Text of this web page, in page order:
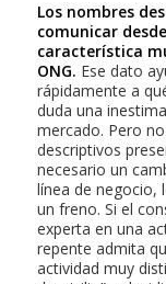
Los nombres
comunicar
característica
ONG. Ese dato
rápidamente a
duda una
mercado. Pero
descriptivos
necesario un
línea de negocio,
un freno. Si el
experta en una
repente admita
actividad muy